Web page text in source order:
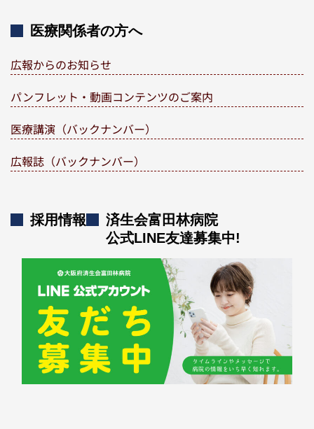
医療関係者の方へ
広報からのお知らせ
パンフレット・動画コンテンツのご案内
医療講演（バックナンバー）
広報誌（バックナンバー）
採用情報
済生会富田林病院
公式LINE友達募集中!